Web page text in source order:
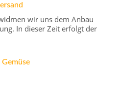
wir uns dem Anbau
In dieser Zeit erfolgt der